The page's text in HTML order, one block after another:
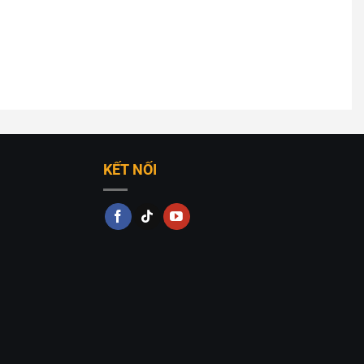
nháy, bảo vệ thị lực và tiết kiệm điện năng. Ánh
tính để không gian sáng rõ, phù hợp với nhu cầu
KẾT NỐI